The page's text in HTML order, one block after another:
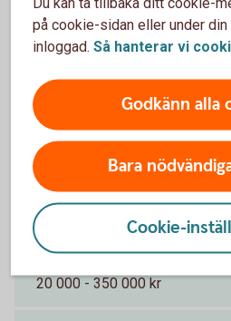
Pris och ränta Privatlån
Ränta
5,95 - 16,09 % (senaste
räntan är rörlig 1
Effektiv ränta
8,15 % (8,01 % för Nyckelkund)
Lånebelopp
20 000 - 350 000 kr
på cookie-sidan eller under din
inloggad. Så hanterar vi
Godkänn alla
Bara
Cookie-